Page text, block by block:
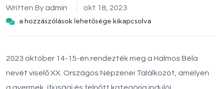
Written By admin okt 18, 2023
a hozzászólások lehetősége kikapcsolva
2023 október 14-15-én rendezték meg a Halmos Béla
nevét viselő XX. Országos Népzenei Találkozót, amelyen
a gyermek, ifjúsági és felnőtt kategória indulói